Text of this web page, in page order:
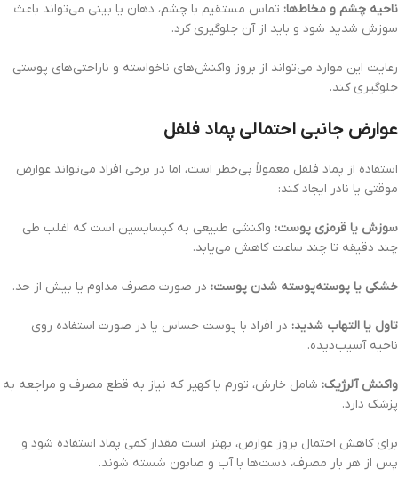
ناحیه چشم و مخاط‌ها: تماس مستقیم با چشم، دهان یا بینی می‌تواند باعث
سوزش شدید شود و باید از آن جلوگیری کرد.
رعایت این موارد می‌تواند از بروز واکنش‌های ناخواسته و ناراحتی‌های پوستی
جلوگیری کند.
عوارض جانبی احتمالی پماد فلفل
استفاده از پماد فلفل معمولاً بی‌خطر است، اما در برخی افراد می‌تواند عوارض
موقتی یا نادر ایجاد کند:
سوزش یا قرمزی پوست: واکنشی طبیعی به کپسایسین است که اغلب طی
چند دقیقه تا چند ساعت کاهش می‌یابد.
خشکی یا پوسته‌پوسته شدن پوست: در صورت مصرف مداوم یا بیش از حد.
تاول یا التهاب شدید: در افراد با پوست حساس یا در صورت استفاده روی
ناحیه آسیب‌دیده.
واکنش آلرژیک: شامل خارش، تورم یا کهیر که نیاز به قطع مصرف و مراجعه به
پزشک دارد.
برای کاهش احتمال بروز عوارض، بهتر است مقدار کمی پماد استفاده شود و
پس از هر بار مصرف، دست‌ها با آب و صابون شسته شوند.